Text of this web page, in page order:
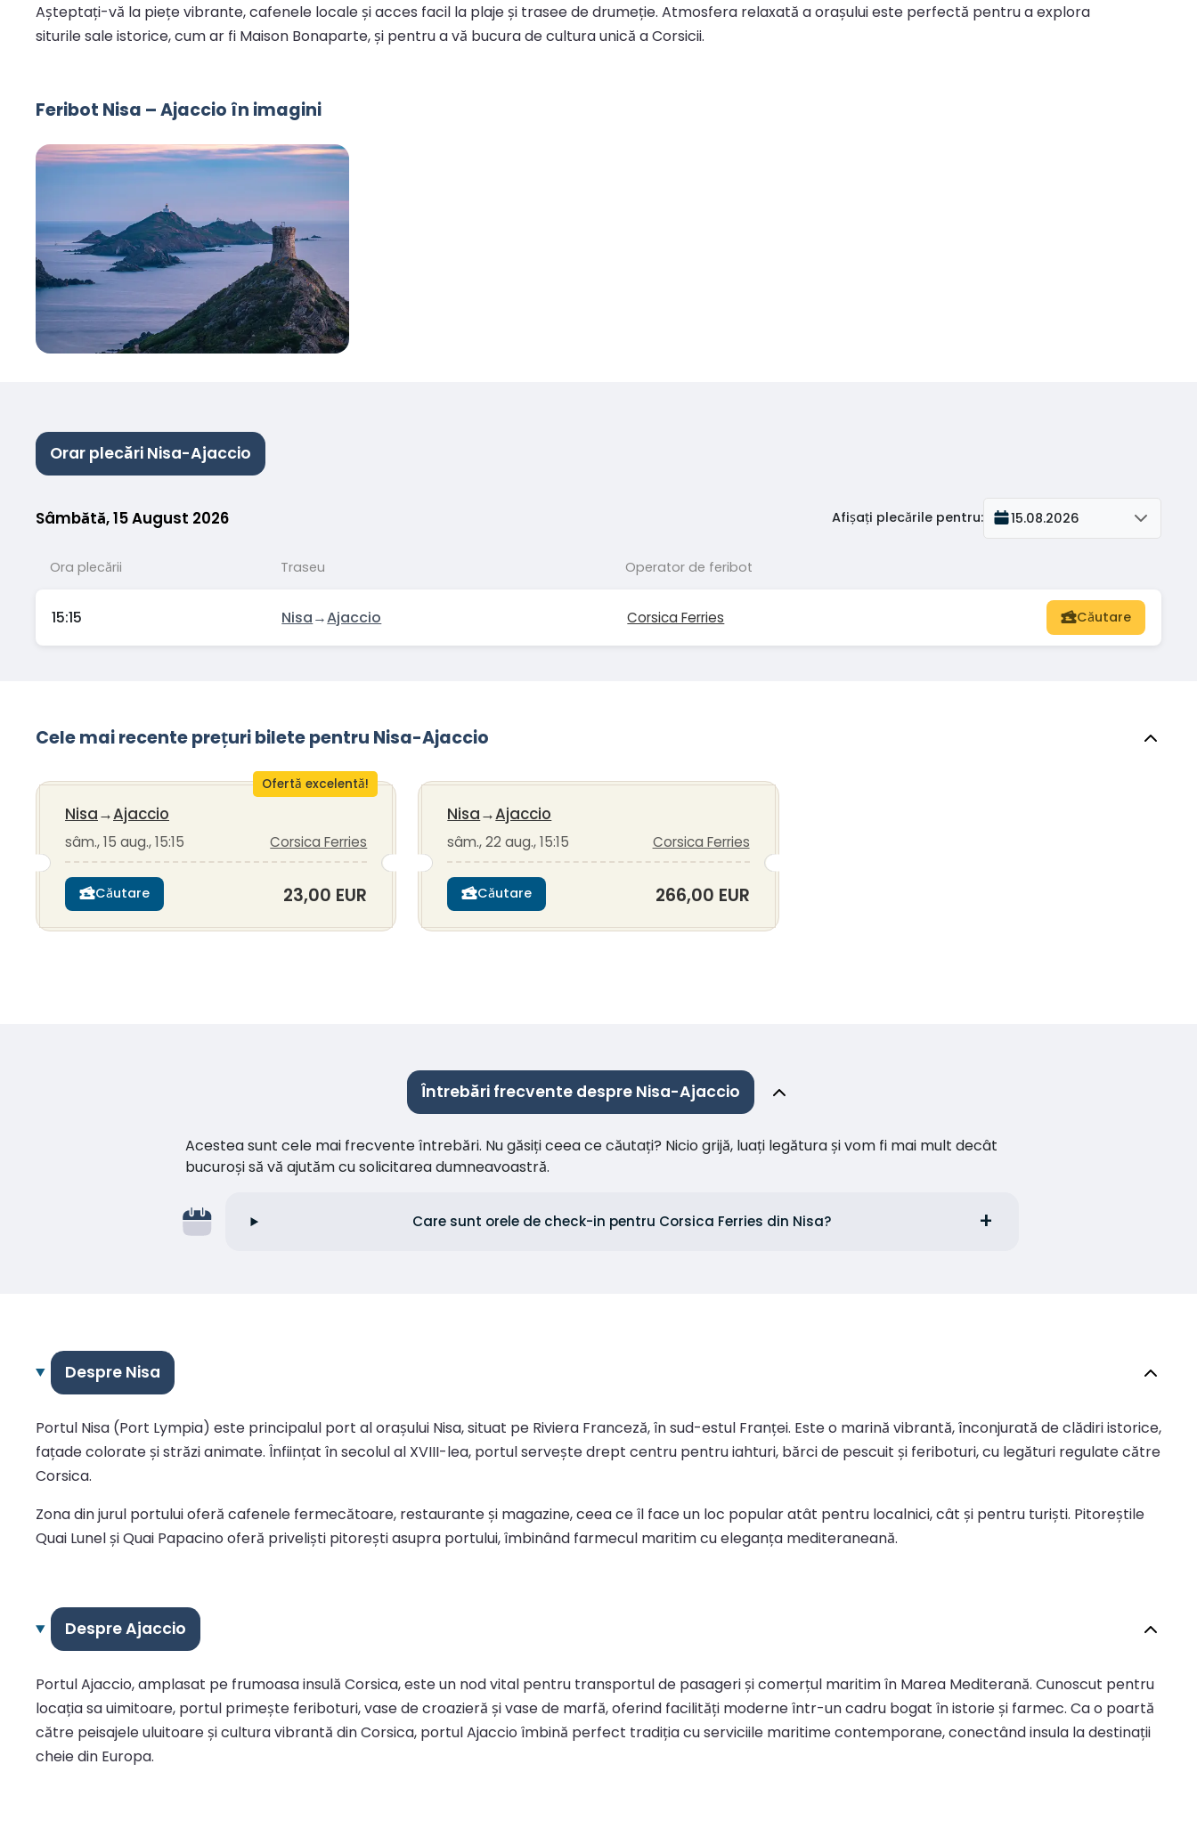
Așteptați-vă la piețe vibrante, cafenele locale și acces facil la plaje și trasee de drumeție. Atmosfera relaxată a orașului este perfectă pentru a explora
siturile sale istorice, cum ar fi Maison Bonaparte, și pentru a vă bucura de cultura unică a Corsicii.
Feribot Nisa – Ajaccio în imagini
Orar plecări Nisa-Ajaccio
Sâmbătă, 15 August 2026 Afișați plecările pentru: 15.08.2026
Ora plecării Traseu Operator de feribot
15:15 Nisa→Ajaccio Corsica Ferries Căutare
Cele mai recente prețuri bilete pentru Nisa-Ajaccio
Ofertă excelentă!
Nisa→Ajaccio
sâm., 15 aug., 15:15 Corsica Ferries
Căutare 23,00 EUR
Nisa→Ajaccio
sâm., 22 aug., 15:15 Corsica Ferries
Căutare 266,00 EUR
Întrebări frecvente despre Nisa-Ajaccio
Acestea sunt cele mai frecvente întrebări. Nu găsiți ceea ce căutați? Nicio grijă, luați legătura și vom fi mai mult decât
bucuroși să vă ajutăm cu solicitarea dumneavoastră.
Care sunt orele de check-in pentru Corsica Ferries din Nisa?
Despre Nisa
Portul Nisa (Port Lympia) este principalul port al orașului Nisa, situat pe Riviera Franceză, în sud-estul Franței. Este o marină vibrantă, înconjurată de clădiri istorice,
fațade colorate și străzi animate. Înființat în secolul al XVIII-lea, portul servește drept centru pentru iahturi, bărci de pescuit și feriboturi, cu legături regulate către
Corsica.
Zona din jurul portului oferă cafenele fermecătoare, restaurante și magazine, ceea ce îl face un loc popular atât pentru localnici, cât și pentru turiști. Pitoreștile
Quai Lunel și Quai Papacino oferă priveliști pitorești asupra portului, îmbinând farmecul maritim cu eleganța mediteraneană.
Despre Ajaccio
Portul Ajaccio, amplasat pe frumoasa insulă Corsica, este un nod vital pentru transportul de pasageri și comerțul maritim în Marea Mediterană. Cunoscut pentru
locația sa uimitoare, portul primește feriboturi, vase de croazieră și vase de marfă, oferind facilități moderne într-un cadru bogat în istorie și farmec. Ca o poartă
către peisajele uluitoare și cultura vibrantă din Corsica, portul Ajaccio îmbină perfect tradiția cu serviciile maritime contemporane, conectând insula la destinații
cheie din Europa.